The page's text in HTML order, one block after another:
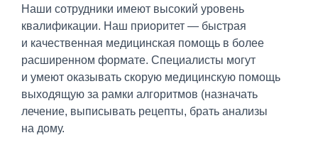
Наши сотрудники имеют высокий уровень
квалификации. Наш приоритет — быстрая
и качественная медицинская помощь в более
расширенном формате. Специалисты могут
и умеют оказывать скорую медицинскую помощь
выходящую за рамки алгоритмов (назначать
лечение, выписывать рецепты, брать анализы
на дому.